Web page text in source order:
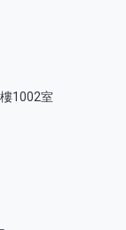
1002室